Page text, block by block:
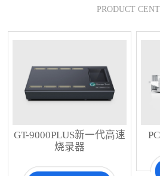
PRODUCT
GT-9000PLUS新一代高速
烧录器